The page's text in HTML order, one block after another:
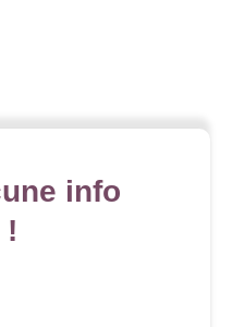
info
!